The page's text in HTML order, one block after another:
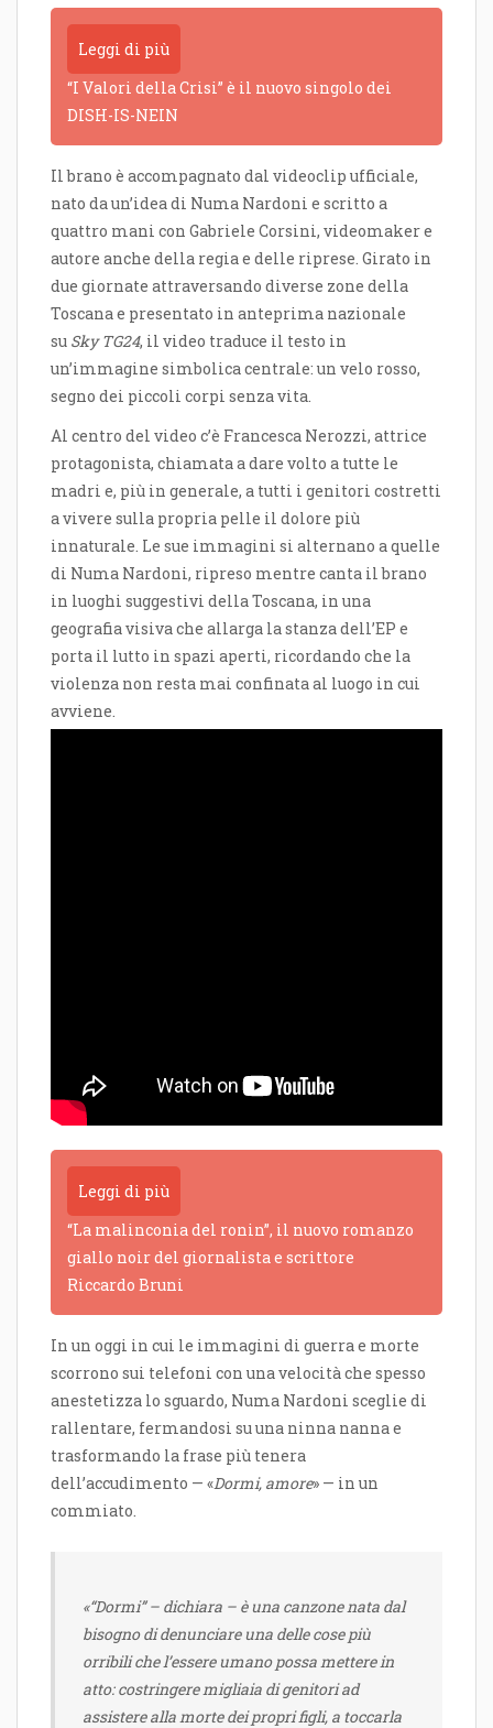
Leggi di più
“I Valori della Crisi” è il nuovo singolo dei
DISH-IS-NEIN
Il brano è accompagnato dal videoclip ufficiale,
nato da un’idea di Numa Nardoni e scritto a
quattro mani con Gabriele Corsini, videomaker e
autore anche della regia e delle riprese. Girato in
due giornate attraversando diverse zone della
Toscana e presentato in anteprima nazionale
su Sky TG24, il video traduce il testo in
un’immagine simbolica centrale: un velo rosso,
segno dei piccoli corpi senza vita.
Al centro del video c’è Francesca Nerozzi, attrice
protagonista, chiamata a dare volto a tutte le
madri e, più in generale, a tutti i genitori costretti
a vivere sulla propria pelle il dolore più
innaturale. Le sue immagini si alternano a quelle
di Numa Nardoni, ripreso mentre canta il brano
in luoghi suggestivi della Toscana, in una
geografia visiva che allarga la stanza dell’EP e
porta il lutto in spazi aperti, ricordando che la
violenza non resta mai confinata al luogo in cui
avviene.
Leggi di più
“La malinconia del ronin”, il nuovo romanzo
giallo noir del giornalista e scrittore
Riccardo Bruni
In un oggi in cui le immagini di guerra e morte
scorrono sui telefoni con una velocità che spesso
anestetizza lo sguardo, Numa Nardoni sceglie di
rallentare, fermandosi su una ninna nanna e
trasformando la frase più tenera
dell’accudimento — «Dormi, amore» — in un
commiato.
«“Dormi” – dichiara – è una canzone nata dal
bisogno di denunciare una delle cose più
orribili che l’essere umano possa mettere in
atto: costringere migliaia di genitori ad
assistere alla morte dei propri figli, a toccarla